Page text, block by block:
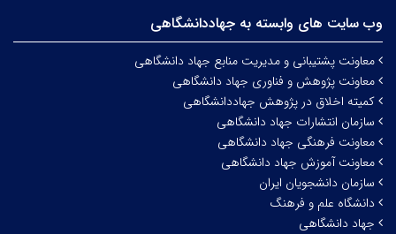
وب سایت های وابسته به جهاددانشگاهی
معاونت پشتیبانی و مدیریت منابع جهاد دانشگاهی
معاونت پژوهش و فناوری جهاد دانشگاهی
کمیته اخلاق در پژوهش جهاددانشگاهی
سازمان انتشارات جهاد دانشگاهی
معاونت فرهنگی جهاد دانشگاهی
معاونت آموزش جهاد دانشگاهی
سازمان دانشجویان ایران
دانشگاه علم و فرهنگ
جهاد دانشگاهی